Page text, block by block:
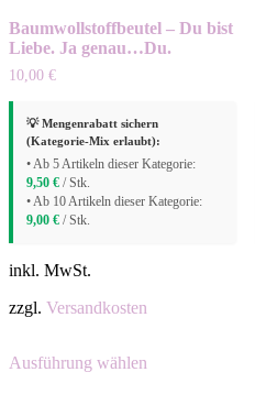
können
auf
werden
Baumwollstoffbeutel – Du bist
Liebe. Ja genau…Du.
10,00 €
💡 Mengenrabatt sichern
(Kategorie-Mix erlaubt):
• Ab 5 Artikeln dieser Kategorie:
9,50 € / Stk.
• Ab 10 Artikeln dieser Kategorie:
9,00 € / Stk.
inkl. MwSt.
zzgl. Versandkosten
Ausführung wählenProdukt